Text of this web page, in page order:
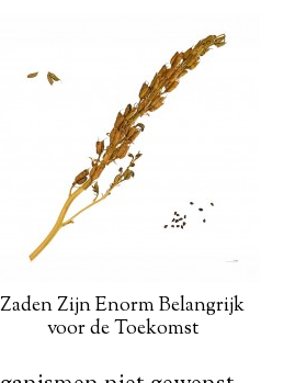
Zaden Zijn Enorm Belangrijk
voor de Toekomst